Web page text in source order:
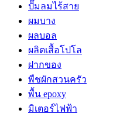
ปั๊มลมไร้สาย
ผมบาง
ผลบอล
ผลิตเสื้อโปโล
ฝากของ
พืชผักสวนครัว
พื้น epoxy
มิเตอร์ไฟฟ้า